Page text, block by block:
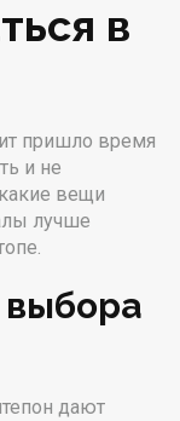
в
пришло время
и не
вещи
лучше
дают